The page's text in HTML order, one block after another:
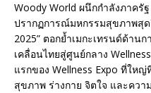
Woody World ผนึกกำลังภาค
ปรากฏการณ์มหกรรมสุขภาพสุด
2025” ตอกย้ำเมกะเทรนด์ด้า
เคลื่อนไทยสู่ศูนย์กลาง
แรกของ Wellness Expo ที่ให
สุขภาพ ร่างกาย จิตใจ และคว